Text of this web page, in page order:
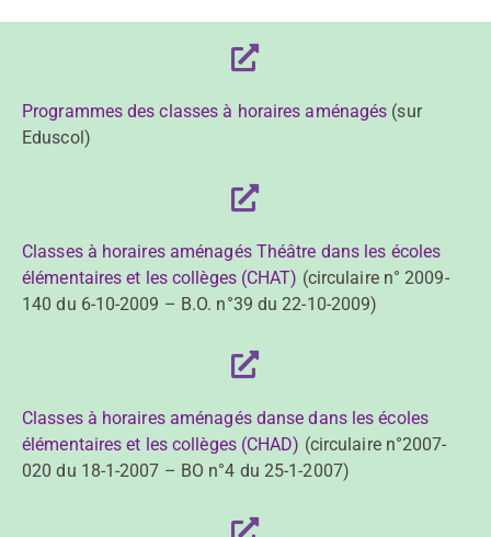
Programmes des classes à horaires aménagés (sur
Eduscol)
Classes à horaires aménagés Théâtre dans les écoles
élémentaires et les collèges (CHAT) (circulaire n° 2009-
140 du 6-10-2009 – B.O. n°39 du 22-10-2009)
Classes à horaires aménagés danse dans les écoles
élémentaires et les collèges (CHAD) (circulaire n°2007-
020 du 18-1-2007 – BO n°4 du 25-1-2007)